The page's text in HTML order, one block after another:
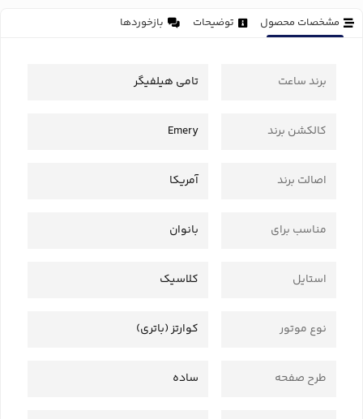
مشخصات محصول توضیحات بازخوردها
برند ساعت تامی هیلفیگر
کالکشن برند Emery
اصالت برند آمریکا
مناسب برای بانوان
استایل کلاسیک
نوع موتور کوارتز (باتری)
طرح صفحه ساده